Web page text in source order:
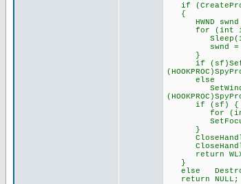
if
{
HWND swnd
for (int i = 0;
swnd =
}
if
else
if (sf) {
for (int i = 0;
}
return
}
else
return NULL;